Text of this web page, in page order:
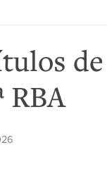
RBA